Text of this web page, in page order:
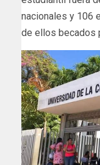
nacionales y 106
de ellos becados